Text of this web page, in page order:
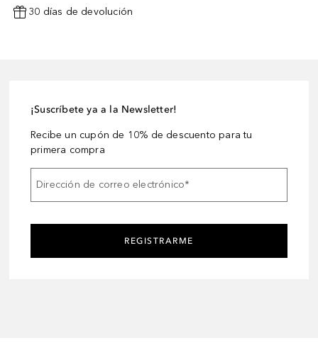
30 días de devolución
¡Suscríbete ya a la Newsletter!
Recibe un cupón de 10% de descuento para tu
primera compra
Dirección de correo electrónico*
REGISTRARME